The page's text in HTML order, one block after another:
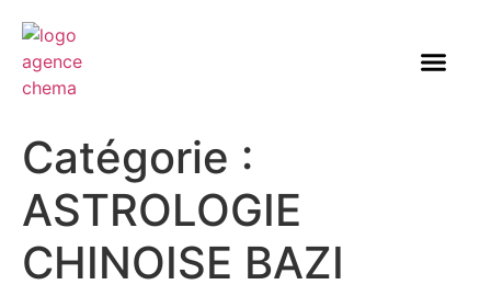
Catégorie :
ASTROLOGIE
CHINOISE BAZI